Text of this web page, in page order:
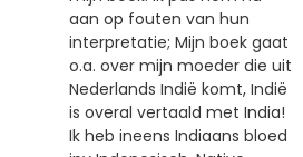
aan op fouten van hun
interpretatie; Mijn boek gaat
o.a. over mijn moeder die uit
Nederlands Indië komt, Indië
is overal vertaald met India!
Ik heb ineens Indiaans bloed